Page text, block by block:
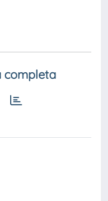
completa